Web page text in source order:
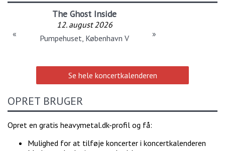
The Ghost Inside
12. august 2026
Pumpehuset, København V
« »
Se hele koncertkalenderen
OPRET BRUGER
Opret en gratis heavymetal.dk-profil og få:
Mulighed for at tilføje koncerter i koncertkalenderen